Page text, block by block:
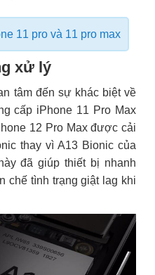
11 pro và 11 pro max
xử lý
tâm đến sự khác biệt về
cấp iPhone 11 Pro Max
12 Pro Max được cải
thay vì A13 Bionic của
đã giúp thiết bị nhanh
chế tình trạng giật lag khi